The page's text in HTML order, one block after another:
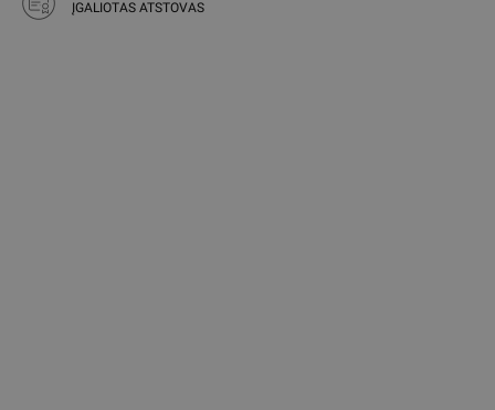
ĮGALIOTAS ATSTOVAS